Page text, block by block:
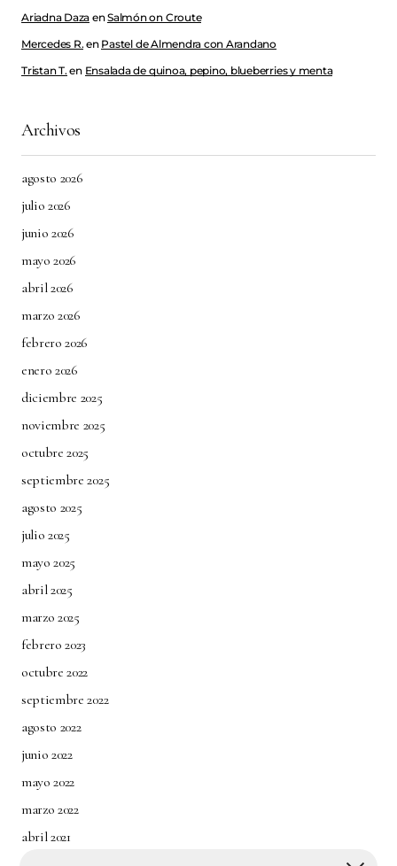
Ariadna Daza enSalmón on Croute
Mercedes R. en Pastel de Almendra con Arandano
Tristan T. en Ensalada de quinoa, pepino, blueberries y menta
Archivos
agosto 2026
julio 2026
junio 2026
mayo 2026
abril 2026
marzo 2026
febrero 2026
enero 2026
diciembre 2025
noviembre 2025
octubre 2025
septiembre 2025
agosto 2025
julio 2025
mayo 2025
abril 2025
marzo 2025
febrero 2023
octubre 2022
septiembre 2022
agosto 2022
junio 2022
mayo 2022
marzo 2022
abril 2021